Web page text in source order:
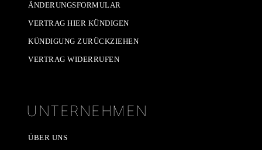
ÄNDERUNGSFORMULAR
VERTRAG HIER KÜNDIGEN
KÜNDIGUNG ZURÜCKZIEHEN
VERTRAG WIDERRUFEN
UNTERNEHMEN
ÜBER UNS